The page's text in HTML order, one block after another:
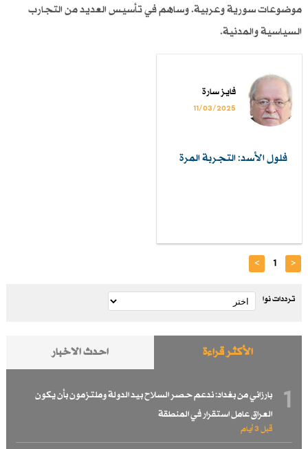
موضوعات سورية وعربية. وساهم في تأسيس العديد من التجارب
السياسية والمدنية.
فايز سارة
11/03/2025
فلول الأسد: التجربة المرة
<
1
>
ترددات نوا
الأكثر قراءة احدث الاخبار
1
بارزاني من بغداد: ندعم حصر السلاح بيد الدولة وملتزمون بأن يكون
العراق عامل استقرار في المنطقة
قبل 3 أيام